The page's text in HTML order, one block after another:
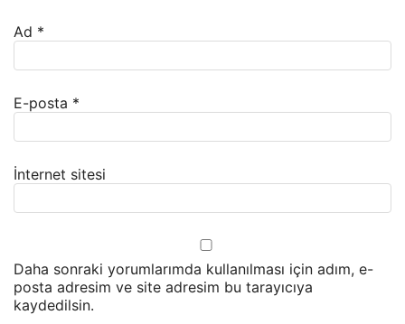
Ad *
E-posta *
İnternet sitesi
Daha sonraki yorumlarımda kullanılması için adım, e-
posta adresim ve site adresim bu tarayıcıya
kaydedilsin.